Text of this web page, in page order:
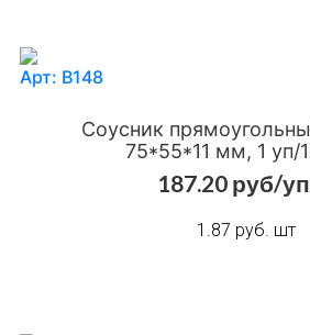
Арт: В148
Соусник
75*55*11 мм, 1 уп/
187.20 руб/
1.87 руб. шт
Добавить в сравнения